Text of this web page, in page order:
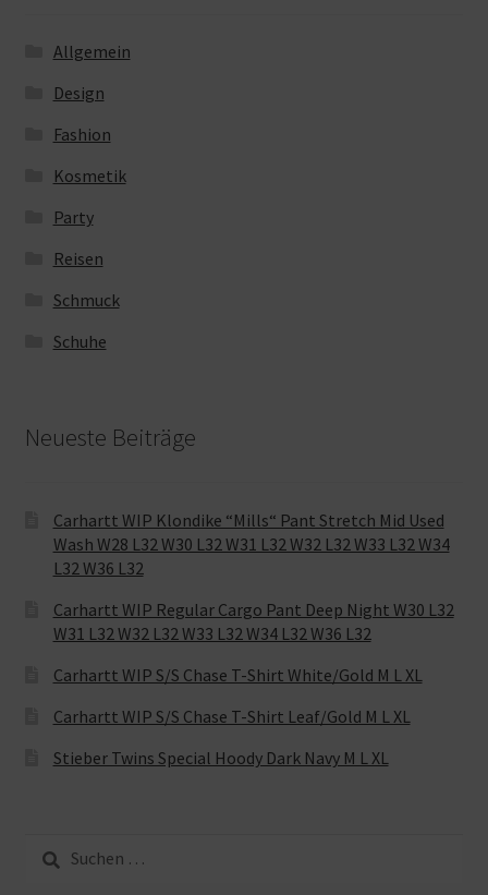
Allgemein
Design
Fashion
Kosmetik
Party
Reisen
Schmuck
Schuhe
Neueste Beiträge
Carhartt WIP Klondike “Mills“ Pant Stretch Mid Used
Wash W28 L32 W30 L32 W31 L32 W32 L32 W33 L32 W34
L32 W36 L32
Carhartt WIP Regular Cargo Pant Deep Night W30 L32
W31 L32 W32 L32 W33 L32 W34 L32 W36 L32
Carhartt WIP S/S Chase T-Shirt White/Gold M L XL
Carhartt WIP S/S Chase T-Shirt Leaf/Gold M L XL
Stieber Twins Special Hoody Dark Navy M L XL
Suche
nach: